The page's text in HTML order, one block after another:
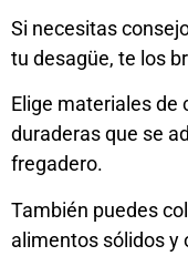
Si necesitas
tu desagüe, te los
Elige materiales de
duraderas que se
fregadero.
También puedes
alimentos sólidos y